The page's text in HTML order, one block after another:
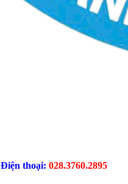
Điện thoại: 028.3760.2895